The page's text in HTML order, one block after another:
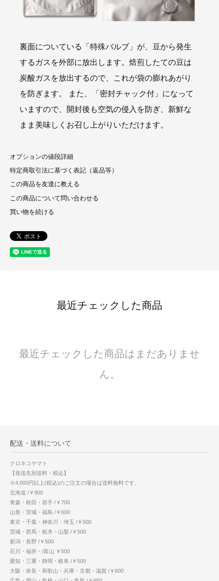
裏面についている「特殊バルブ」が、豆から発生
するガスを外部に放出します。焙煎したての豆は
炭酸ガスを放出するので、これが袋の膨れあがり
を防ぎます。 また、「密封チャック付」になって
いますので、開封後も空気の侵入を防ぎ、新鮮な
まま美味しくお召し上がりいただけます。
オプションの値段詳細
特定商取引法に基づく表記（返品等）
この商品を友達に教える
この商品について問い合わせる
買い物を続ける
最近チェックした商品
最近チェックした商品はまだありませ
ん。
配送・送料について
クロネコヤマト
【発送先別送料・税込】
※4,000円以上(税込)のご注文の場合は送料無料です。
北海道 /￥900
青森・秋田・岩手 /￥700
山形・宮城・福島 /￥600
東京・千葉・神奈川・埼玉 /￥500
茨城・群馬・栃木・山梨 /￥500
新潟・長野 /￥500
石川・福井・/富山 ￥500
愛知・三重・静岡・岐阜 /￥500
大阪・奈良・和歌山・兵庫・京都・滋賀 /￥600